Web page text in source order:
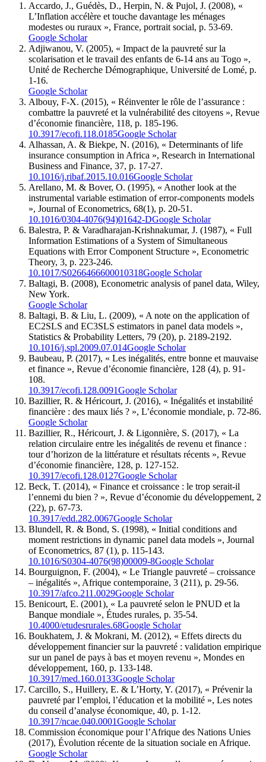
Accardo, J., Guédès, D., Herpin, N. & Pujol, J. (2008), «
L’Inflation accélère et touche davantage les ménages
modestes ou ruraux », France, portrait social, p. 53-69.
Google Scholar
Adjiwanou, V. (2005), « Impact de la pauvreté sur la
scolarisation et le travail des enfants de 6-14 ans au Togo »,
Unité de Recherche Démographique, Université de Lomé, p.
1-16.
Google Scholar
Albouy, F-X. (2015), « Réinventer le rôle de l’assurance :
combattre la pauvreté et la vulnérabilité des citoyens », Revue
d’économie financière, 118, p. 185-196.
10.3917/ecofi.118.0185Google Scholar
Alhassan, A. & Biekpe, N. (2016), « Determinants of life
insurance consumption in Africa », Research in International
Business and Finance, 37, p. 17-27.
10.1016/j.ribaf.2015.10.016Google Scholar
Arellano, M. & Bover, O. (1995), « Another look at the
instrumental variable estimation of error‑components models
», Journal of Econometrics, 68(1), p. 20-51.
10.1016/0304-4076(94)01642-DGoogle Scholar
Balestra, P. & Varadharajan-Krishnakumar, J. (1987), « Full
Information Estimations of a System of Simultaneous
Equations with Error Component Structure », Econometric
Theory, 3, p. 223-246.
10.1017/S0266466600010318Google Scholar
Baltagi, B. (2008), Econometric analysis of panel data, Wiley,
New York.
Google Scholar
Baltagi, B. & Liu, L. (2009), « A note on the application of
EC2SLS and EC3SLS estimators in panel data models »,
Statistics & Probability Letters, 79 (20), p. 2189-2192.
10.1016/j.spl.2009.07.014Google Scholar
Baubeau, P. (2017), « Les inégalités, entre bonne et mauvaise
et finance », Revue d’économie financière, 128 (4), p. 91-
108.
10.3917/ecofi.128.0091Google Scholar
Bazillier, R. & Héricourt, J. (2016), « Inégalités et instabilité
financière : des maux liés ? », L’économie mondiale, p. 72-86.
Google Scholar
Bazillier, R., Héricourt, J. & Ligonnière, S. (2017), « La
relation circulaire entre les inégalités de revenu et finance :
tour d’horizon de la littérature et résultats récents », Revue
d’économie financière, 128, p. 127-152.
10.3917/ecofi.128.0127Google Scholar
Beck, T. (2014), « Finance et croissance : le trop serait-il
l’ennemi du bien ? », Revue d’économie du développement, 2
(22), p. 67-73.
10.3917/edd.282.0067Google Scholar
Blundell, R. & Bond, S. (1998), « Initial conditions and
moment restrictions in dynamic panel data models », Journal
of Econometrics, 87 (1), p. 115-143.
10.1016/S0304-4076(98)00009-8Google Scholar
Bourguignon, F. (2004), « Le Triangle pauvreté – croissance
– inégalités », Afrique contemporaine, 3 (211), p. 29-56.
10.3917/afco.211.0029Google Scholar
Benicourt, E. (2001), « La pauvreté selon le PNUD et la
Banque mondiale », Études rurales, p. 35-54.
10.4000/etudesrurales.68Google Scholar
Boukhatem, J. & Mokrani, M. (2012), « Effets directs du
développement financier sur la pauvreté : validation empirique
sur un panel de pays à bas et moyen revenu », Mondes en
développement, 160, p. 133-148.
10.3917/med.160.0133Google Scholar
Carcillo, S., Huillery, E. & L’Horty, Y. (2017), « Prévenir la
pauvreté par l’emploi, l’éducation et la mobilité », Les notes
du conseil d’analyse économique, 40, p. 1-12.
10.3917/ncae.040.0001Google Scholar
Commission économique pour l’Afrique des Nations Unies
(2017), Évolution récente de la situation sociale en Afrique.
Google Scholar